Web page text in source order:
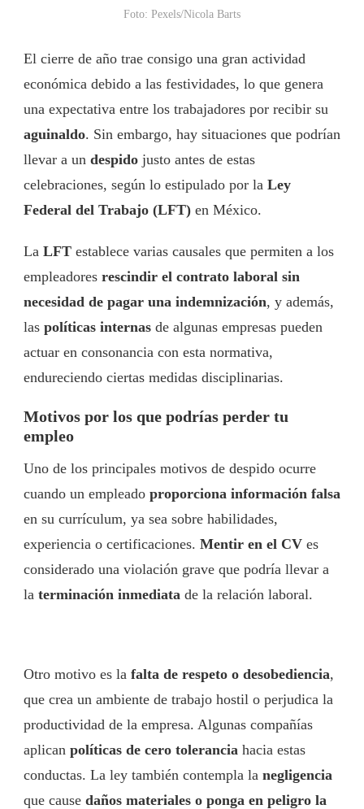
Foto: Pexels/Nicola Barts
El cierre de año trae consigo una gran actividad
económica debido a las festividades, lo que genera
una expectativa entre los trabajadores por recibir su
aguinaldo. Sin embargo, hay situaciones que podrían
llevar a un despido justo antes de estas
celebraciones, según lo estipulado por la Ley
Federal del Trabajo (LFT) en México.
La LFT establece varias causales que permiten a los
empleadores rescindir el contrato laboral sin
necesidad de pagar una indemnización, y además,
las políticas internas de algunas empresas pueden
actuar en consonancia con esta normativa,
endureciendo ciertas medidas disciplinarias.
Motivos por los que podrías perder tu
empleo
Uno de los principales motivos de despido ocurre
cuando un empleado proporciona información falsa
en su currículum, ya sea sobre habilidades,
experiencia o certificaciones. Mentir en el CV es
considerado una violación grave que podría llevar a
la terminación inmediata de la relación laboral.
Otro motivo es la falta de respeto o desobediencia,
que crea un ambiente de trabajo hostil o perjudica la
productividad de la empresa. Algunas compañías
aplican políticas de cero tolerancia hacia estas
conductas. La ley también contempla la negligencia
que cause daños materiales o ponga en peligro la